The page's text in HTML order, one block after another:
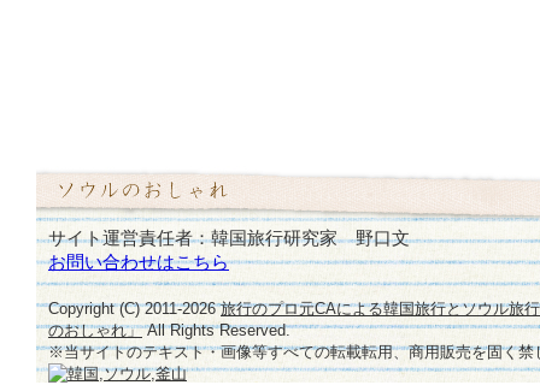
サイト運営責任者：韓国旅行研究家 野口文
お問い合わせはこちら
Copyright (C) 2011-2026旅行のプロ元CAによる韓国旅行とソウル旅
のおしゃれ」All Rights Reserved.
※当サイトのテキスト・画像等すべての転載転用、商用販売を固く禁